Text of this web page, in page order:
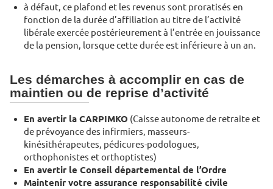
à défaut, ce plafond et les revenus sont proratisés en
fonction de la durée d’affiliation au titre de l’activité
libérale exercée postérieurement à l’entrée en jouissance
de la pension, lorsque cette durée est inférieure à un an.
Les démarches à accomplir en cas de
maintien ou de reprise d’activité
En avertir la CARPIMKO (Caisse autonome de retraite et
de prévoyance des infirmiers, masseurs-
kinésithérapeutes, pédicures-podologues,
orthophonistes et orthoptistes)
En avertir le Conseil dépar­temental de l’Ordre
Maintenir votre assu­rance responsabilité civile